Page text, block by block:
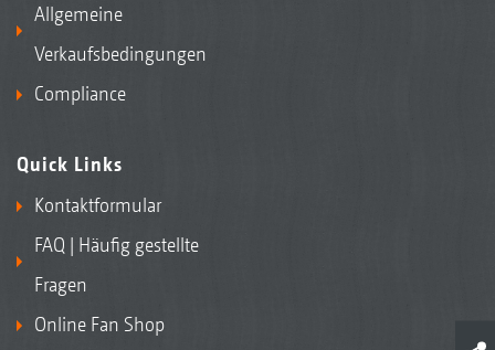
Allgemeine
Verkaufsbedingungen
Compliance
Quick Links
Kontaktformular
FAQ | Häufig gestellte
Fragen
Online Fan Shop